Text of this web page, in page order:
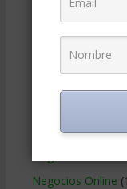
Gerencia social y
Gobierno
(125)
Métodos
Negocios Online